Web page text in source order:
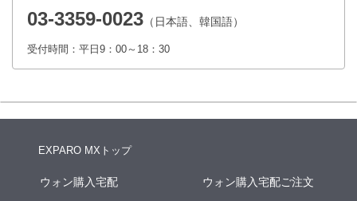
回答ができない場合がございます。
本人が容易に認識できない方法による個人情報の取得
クッキーやWebビーコン等を用いるなどして、本人が容易に認識でき
03-3359-0023 （日本語、韓国語）
受付時間：平日9：00～18：30
EXPARO MXトップ
ウォン購入宅配 ウォン購入宅配ご注文